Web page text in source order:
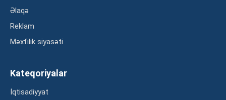
Əlaqə
Reklam
Məxfilik siyasəti
Kateqoriyalar
İqtisadiyyat